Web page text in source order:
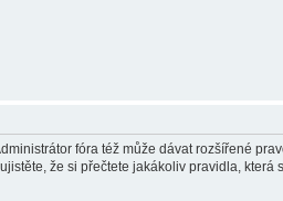
fóra též může dávat rozšířené
že si přečtete jakákoliv pravidla, která